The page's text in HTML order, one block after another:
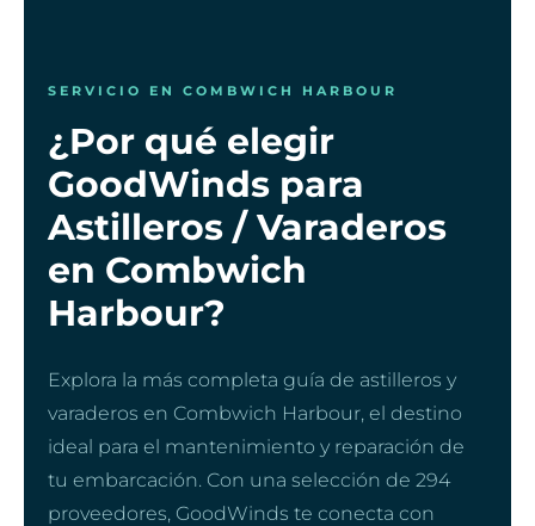
SERVICIO EN COMBWICH HARBOUR
¿Por qué elegir
GoodWinds para
Astilleros / Varaderos
en Combwich
Harbour?
Explora la más completa guía de astilleros y
varaderos en Combwich Harbour, el destino
ideal para el mantenimiento y reparación de
tu embarcación. Con una selección de 294
proveedores, GoodWinds te conecta con